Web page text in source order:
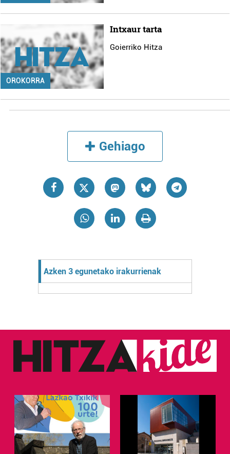
OROKORRA
Intxaur tarta
Goierriko Hitza
Gehiago
Azken 3 egunetako irakurrienak